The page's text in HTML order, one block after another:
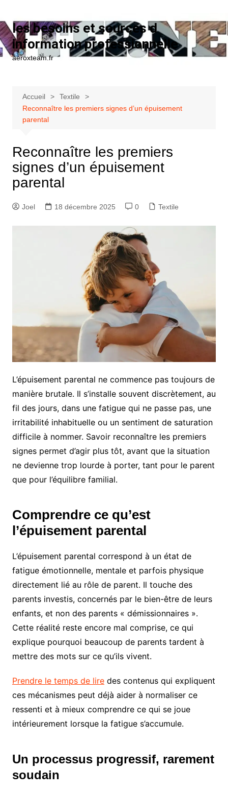
les besoins et sources d
information professionnelle
aeroxteam.fr
Accueil
Textile
Reconnaître les premiers signes d’un épuisement
parental
Reconnaître les premiers
signes d’un épuisement
parental
Joel 18 décembre 2025 0 Textile
L’épuisement parental ne commence pas toujours de
manière brutale. Il s’installe souvent discrètement, au
fil des jours, dans une fatigue qui ne passe pas, une
irritabilité inhabituelle ou un sentiment de saturation
difficile à nommer. Savoir reconnaître les premiers
signes permet d’agir plus tôt, avant que la situation
ne devienne trop lourde à porter, tant pour le parent
que pour l’équilibre familial.
Comprendre ce qu’est
l’épuisement parental
L’épuisement parental correspond à un état de
fatigue émotionnelle, mentale et parfois physique
directement lié au rôle de parent. Il touche des
parents investis, concernés par le bien-être de leurs
enfants, et non des parents « démissionnaires ».
Cette réalité reste encore mal comprise, ce qui
explique pourquoi beaucoup de parents tardent à
mettre des mots sur ce qu’ils vivent.
Prendre le temps de liredes contenus qui expliquent
ces mécanismes peut déjà aider à normaliser ce
ressenti et à mieux comprendre ce qui se joue
intérieurement lorsque la fatigue s’accumule.
Un processus progressif, rarement
soudain